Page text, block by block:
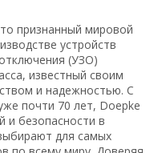
признанный мировой
устройств
(УЗО)
известный своим
и надежностью. С
почти 70 лет, Doepke
и безопасности в
для самых